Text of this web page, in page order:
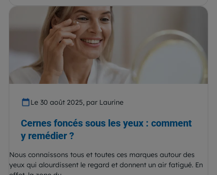
Le 30 août 2025, par Laurine
Cernes foncés sous les yeux : comment
y remédier ?
Nous connaissons tous et toutes ces marques autour des
yeux qui alourdissent le regard et donnent un air fatigué. En